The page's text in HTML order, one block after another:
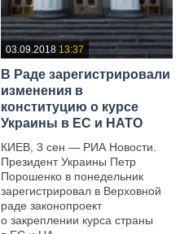
03.09.2018 13:37
В Раде зарегистрировали
изменения в
конституцию о курсе
Украины в ЕС и НАТО
КИЕВ, 3 сен — РИА Новости.
Президент Украины Петр
Порошенко в понедельник
зарегистрировал в Верховной
раде законопроект
о закреплении курса страны